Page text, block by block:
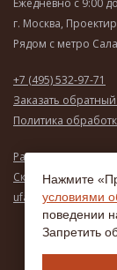
Ежедневно с 9:00
г. Москва,
Рядом с метро
+7 (495) 532-97-71
Заказать
Политика
Рассчитать
Скачать прайс-лист
ufasanko@mail.ru
Нажмите
условиями
поведении
Запретить